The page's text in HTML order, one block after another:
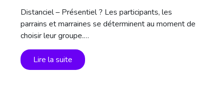
Distanciel – Présentiel ? Les participants, les
parrains et marraines se déterminent au moment de
choisir leur groupe.…
Lire la suite